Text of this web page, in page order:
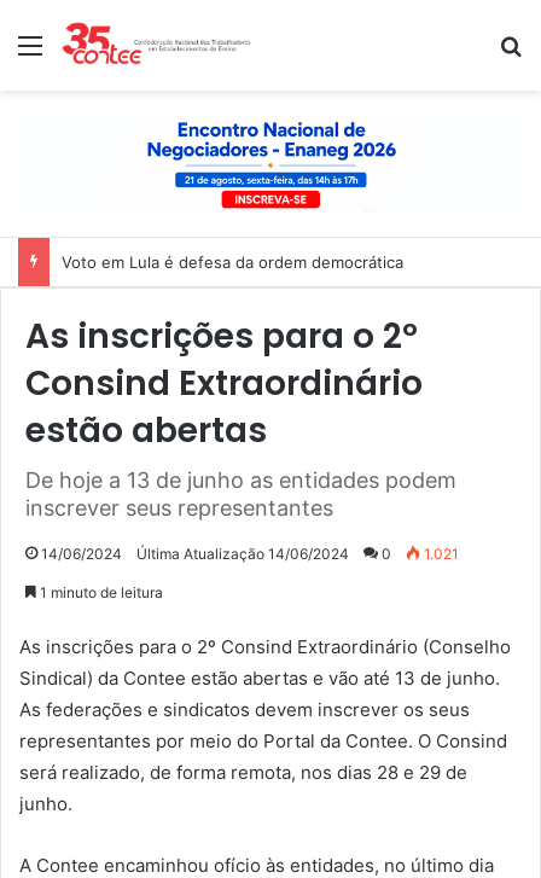
Menu
Voto em Lula é defesa da ordem democrática
As inscrições para o 2º
Consind Extraordinário
estão abertas
De hoje a 13 de junho as entidades podem
inscrever seus representantes
14/06/2024 Última Atualização 14/06/2024 0 1.021
1 minuto de leitura
As inscrições para o 2º Consind Extraordinário (Conselho
Sindical) da Contee estão abertas e vão até 13 de junho.
As federações e sindicatos devem inscrever os seus
representantes por meio do Portal da Contee. O Consind
será realizado, de forma remota, nos dias 28 e 29 de
junho.
A Contee encaminhou ofício às entidades, no último dia